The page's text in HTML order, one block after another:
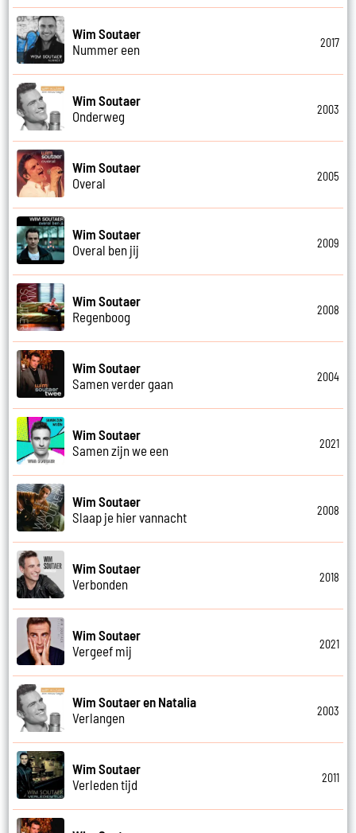
Wim Soutaer
Nummer een
2017
Wim Soutaer
Onderweg
2003
Wim Soutaer
Overal
2005
Wim Soutaer
Overal ben jij
2009
Wim Soutaer
Regenboog
2008
Wim Soutaer
Samen verder gaan
2004
Wim Soutaer
Samen zijn we een
2021
Wim Soutaer
Slaap je hier vannacht
2008
Wim Soutaer
Verbonden
2018
Wim Soutaer
Vergeef mij
2021
Wim Soutaer en Natalia
Verlangen
2003
Wim Soutaer
Verleden tijd
2011